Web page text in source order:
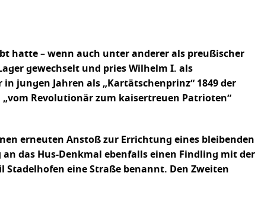
hatte – wenn auch unter anderer als preußischer
gewechselt und pries Wilhelm I. als
jungen Jahren als „Kartätschenprinz“ 1849 der
Revolutionär zum kaisertreuen Patrioten“
erneuten Anstoß zur Errichtung eines bleibenden
das Hus-Denkmal ebenfalls einen Findling mit der
Stadelhofen eine Straße benannt. Den Zweiten